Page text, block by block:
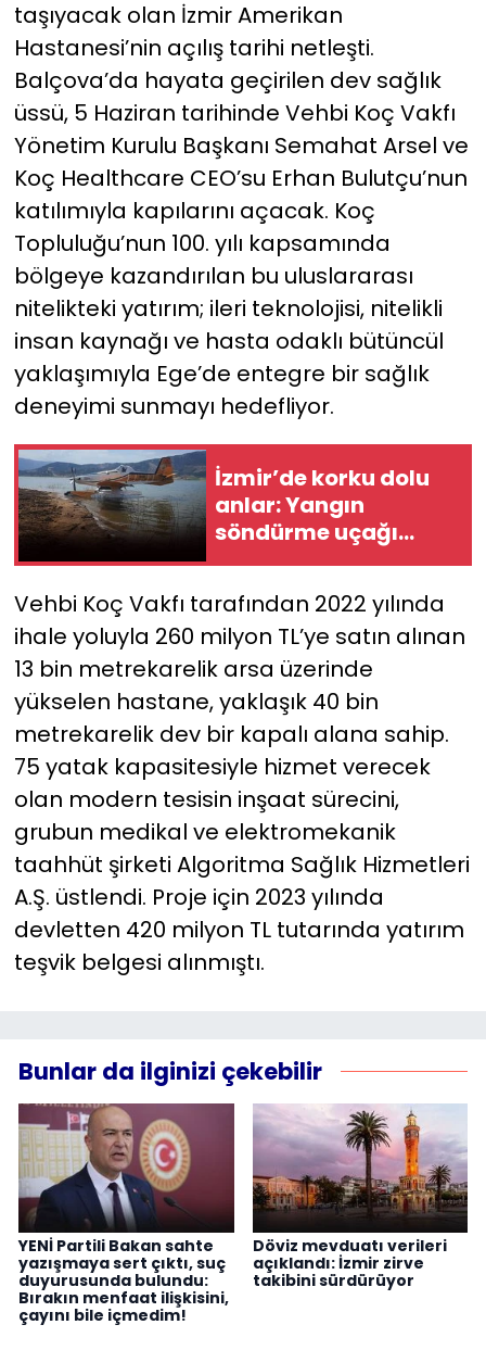
taşıyacak olan İzmir Amerikan
Hastanesi’nin açılış tarihi netleşti.
Balçova’da hayata geçirilen dev sağlık
üssü, 5 Haziran tarihinde Vehbi Koç Vakfı
Yönetim Kurulu Başkanı Semahat Arsel ve
Koç Healthcare CEO’su Erhan Bulutçu’nun
katılımıyla kapılarını açacak. Koç
Topluluğu’nun 100. yılı kapsamında
bölgeye kazandırılan bu uluslararası
nitelikteki yatırım; ileri teknolojisi, nitelikli
insan kaynağı ve hasta odaklı bütüncül
yaklaşımıyla Ege’de entegre bir sağlık
deneyimi sunmayı hedefliyor.
İzmir’de korku dolu
anlar: Yangın
söndürme uçağı
gölete indi!
Vehbi Koç Vakfı tarafından 2022 yılında
ihale yoluyla 260 milyon TL’ye satın alınan
13 bin metrekarelik arsa üzerinde
yükselen hastane, yaklaşık 40 bin
metrekarelik dev bir kapalı alana sahip.
75 yatak kapasitesiyle hizmet verecek
olan modern tesisin inşaat sürecini,
grubun medikal ve elektromekanik
taahhüt şirketi Algoritma Sağlık Hizmetleri
A.Ş. üstlendi. Proje için 2023 yılında
devletten 420 milyon TL tutarında yatırım
teşvik belgesi alınmıştı.
Bunlar da ilginizi çekebilir
YENİ Partili Bakan sahte
yazışmaya sert çıktı, suç
duyurusunda bulundu:
Bırakın menfaat ilişkisini,
çayını bile içmedim!
Döviz mevduatı verileri
açıklandı: İzmir zirve
takibini sürdürüyor